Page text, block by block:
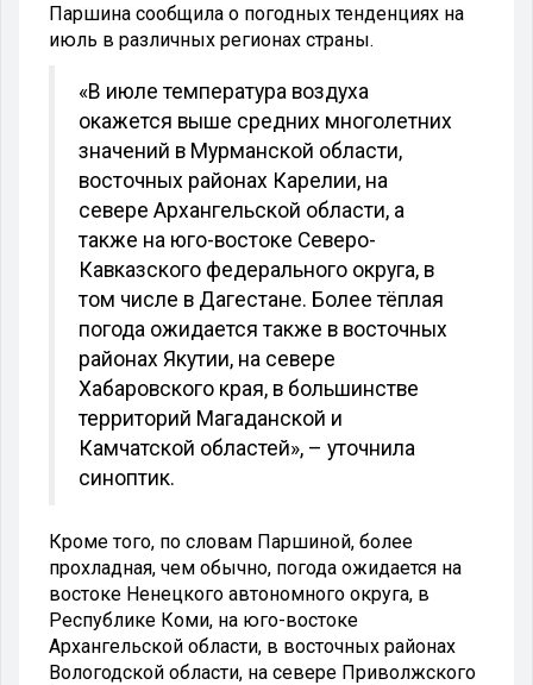
Паршина сообщила о погодных тенденциях на
июль в различных регионах страны.
«В июле температура воздуха
окажется выше средних многолетних
значений в Мурманской области,
восточных районах Карелии, на
севере Архангельской области, а
также на юго-востоке Северо-
Кавказского федерального округа, в
том числе в Дагестане. Более тёплая
погода ожидается также в восточных
районах Якутии, на севере
Хабаровского края, в большинстве
территорий Магаданской и
Камчатской областей», – уточнила
синоптик.
Кроме того, по словам Паршиной, более
прохладная, чем обычно, погода ожидается на
востоке Ненецкого автономного округа, в
Республике Коми, на юго-востоке
Архангельской области, в восточных районах
Вологодской области, на севере Приволжского